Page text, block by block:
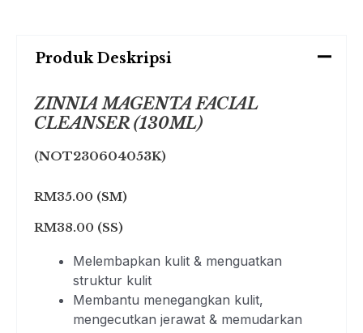
Produk Deskripsi
ZINNIA MAGENTA FACIAL
CLEANSER (130ML)
(NOT230604053K)
RM35.00 (SM)
RM38.00 (SS)
Melembapkan kulit & menguatkan
struktur kulit
Membantu menegangkan kulit,
mengecutkan jerawat & memudarkan